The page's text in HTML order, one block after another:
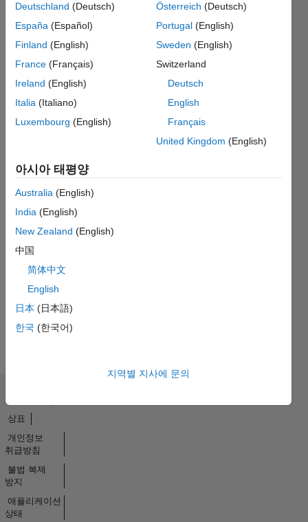
endorse
this
person
No
Endorsements
received
Deutschland (Deutsch)
España (Español)
Finland (English)
France (Français)
Ireland (English)
Italia (Italiano)
Luxembourg (English)
Österreich (Deutsch)
Portugal(English)
Sweden (English)
Switzerland
Deutsch
English
Français
United Kingdom (English)
아시아 태평양
Australia (English)
India (English)
New Zealand (English)
中国
简体中文
English
日本 (日本語)
한국 (한국어)
지역별 지사에 문의
상표
개인정보
취급방침
불법 복제
방지
애플리케이션
상태